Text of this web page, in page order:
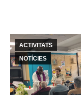
ACTIVITATS
NOTÍCIES